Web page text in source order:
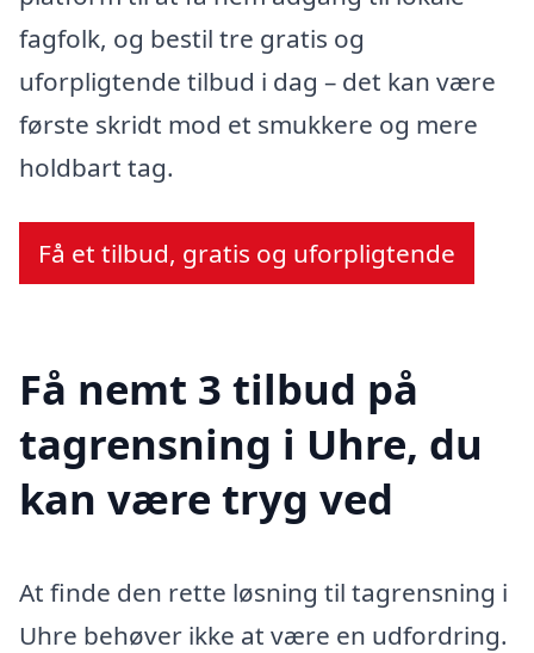
fagfolk, og bestil tre gratis og
uforpligtende tilbud i dag – det kan være
første skridt mod et smukkere og mere
holdbart tag.
Få et tilbud, gratis og uforpligtende
Få nemt 3 tilbud på
tagrensning i Uhre, du
kan være tryg ved
At finde den rette løsning til tagrensning i
Uhre behøver ikke at være en udfordring.